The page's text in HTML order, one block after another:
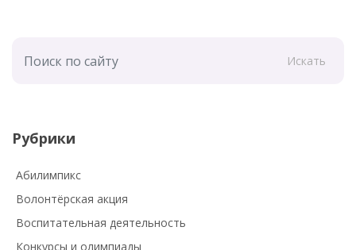
Искать
Рубрики
Абилимпикс
Волонтёрская акция
Воспитательная деятельность
Конкурсы и олимпиады